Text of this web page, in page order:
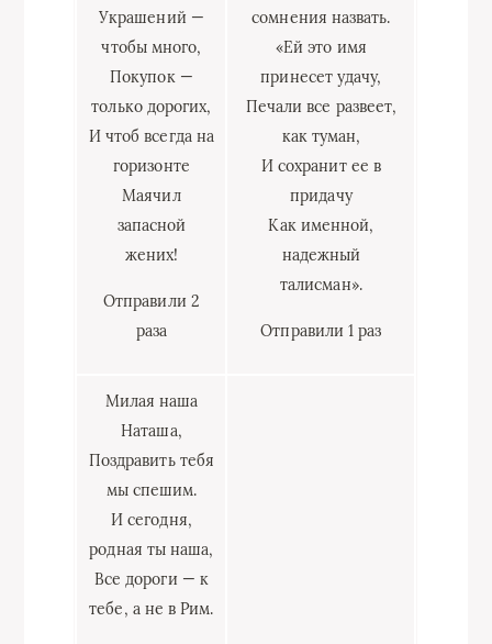
Украшений —
чтобы много,
Покупок —
только дорогих,
И чтоб всегда на
горизонте
Маячил
запасной
жених!
Отправили 2
раза
сомнения назвать.
«Ей это имя
принесет удачу,
Печали все развеет,
как туман,
И сохранит ее в
придачу
Как именной,
надежный
талисман».
Отправили 1 раз
Милая наша
Наташа,
Поздравить тебя
мы спешим.
И сегодня,
родная ты наша,
Все дороги — к
тебе, а не в Рим.